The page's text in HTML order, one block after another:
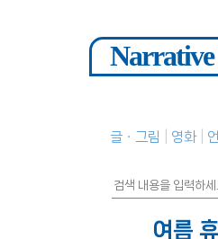
글ㆍ그림 영화
여름 휴